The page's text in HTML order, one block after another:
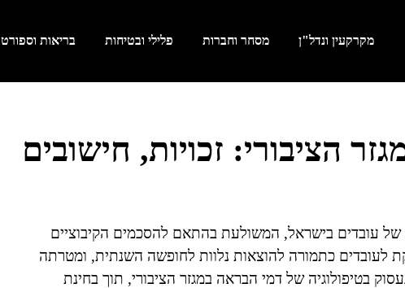
מקרקעין ונדל"ן מסחר וחברות פלילי ובטיחות בריאות וספורט
הציבורי: זכויות, חישובים
של עובדים בישראל, המשולעת בהתאם להסכמים הקיבוציים
לעובדים כתמורה להוצאות נלוות לחופשה השנתית, ומטרתה
בטיפולוגיה של דמי הבראה במגזר הציבורי, תוך בחינת